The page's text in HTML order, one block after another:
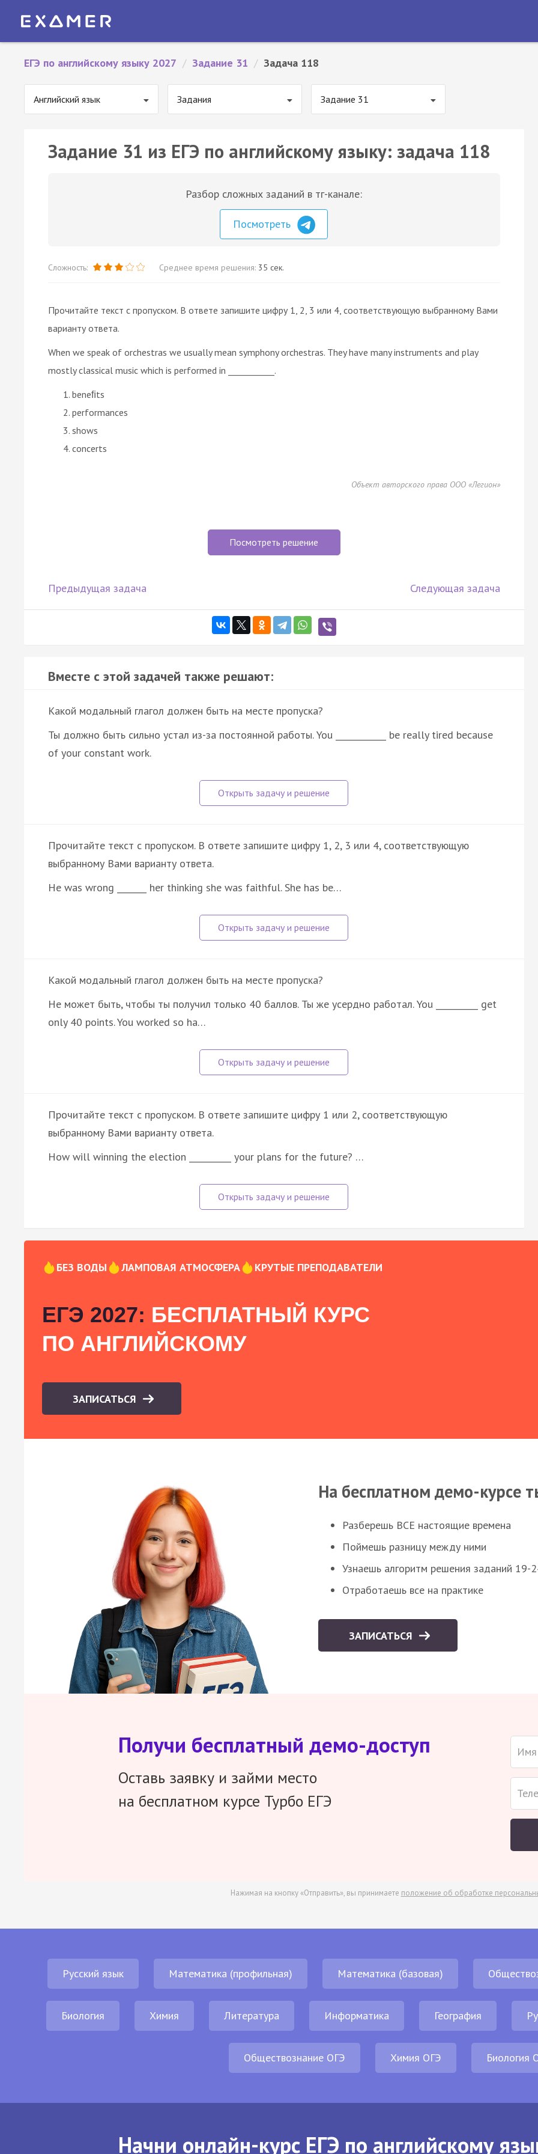
ЕГЭ по английскому языку 2027 / Задание 31 / Задача 118
Английский язык Задания Задание 31
Задание 31 из ЕГЭ по английскому языку: задача 118
Разбор сложных заданий в тг-канале:
Посмотреть
Сложность: Среднее время решения: 35 сек.
Прочитайте текст с пропуском. В ответе запишите цифру 1, 2, 3 или 4, соответствующую выбранному Вами
варианту ответа.
When we speak of orchestras we usually mean symphony orchestras. They have many instruments and play
mostly classical music which is performed in ___________.
beneﬁts
performances
shows
concerts
Объект авторского права ООО «Легион»
Посмотреть решение
Предыдущая задача Следующая задача
Вместе с этой задачей также решают:
Какой модальный глагол должен быть на месте пропуска?
Ты должно быть сильно устал из-за постоянной работы. You ____________ be really tired because
of your constant work.
Прочитайте текст с пропуском. В ответе запишите цифру 1, 2, 3 или 4, соответствующую
выбранному Вами варианту ответа.
He was wrong _______ her thinking she was faithful. She has be…
Какой модальный глагол должен быть на месте пропуска?
He может быть, чтобы ты получил только 40 баллов. Ты же усердно работал. You __________ get
only 40 points. You worked so ha…
Прочитайте текст с пропуском. В ответе запишите цифру 1 или 2, соответствующую
выбранному Вами варианту ответа.
How will winning the election __________ your plans for the future? …
БЕЗ ВОДЫ ЛАМПОВАЯ АТМОСФЕРА КРУТЫЕ ПРЕПОДАВАТЕЛИ
ЕГЭ 2027: БЕСПЛАТНЫЙ КУРС
ПО АНГЛИЙСКОМУ
ЗАПИСАТЬСЯ
На бесплатном демо-курсе
Разберешь ВСЕ настоящие времена
Поймешь разницу между ними
Узнаешь алгоритм решения заданий 19-
Отработаешь все на практике
ЗАПИСАТЬСЯ
Получи бесплатный демо-доступ
Оставь заявку и займи место
на бесплатном курсе Турбо ЕГЭ
Нажимая на кнопку «Отправить», вы принимаете положение об обработке
Русский язык Математика (профильная) Математика (базовая)
Биология Химия Литература Информатика География
Обществознание ОГЭ Химия ОГЭ Биология
Начни онлайн-курс ЕГЭ по английскому